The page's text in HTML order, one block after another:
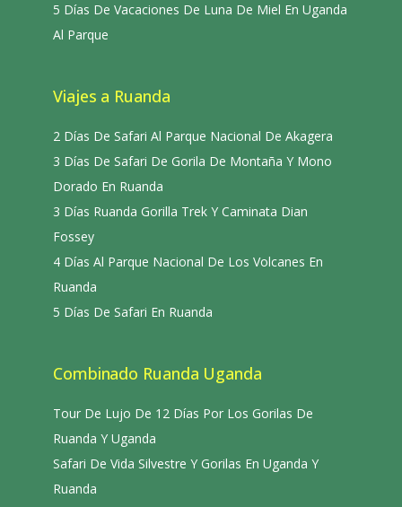
5 Días De Vacaciones De Luna De Miel En Uganda
Al Parque
Viajes a Ruanda
2 Días De Safari Al Parque Nacional De Akagera
3 Días De Safari De Gorila De Montaña Y Mono
Dorado En Ruanda
3 Días Ruanda Gorilla Trek Y Caminata Dian
Fossey
4 Días Al Parque Nacional De Los Volcanes En
Ruanda
5 Días De Safari En Ruanda
Combinado Ruanda Uganda
Tour De Lujo De 12 Días Por Los Gorilas De
Ruanda Y Uganda
Safari De Vida Silvestre Y Gorilas En Uganda Y
Ruanda